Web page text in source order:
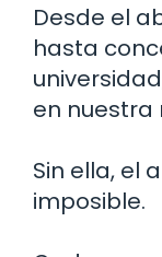
Desde el
hasta
en nuestra
Sin ella, el
imposible.